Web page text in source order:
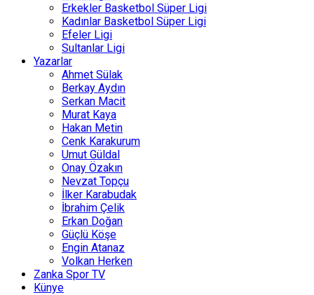
Erkekler Basketbol Süper Ligi
Kadınlar Basketbol Süper Ligi
Efeler Ligi
Sultanlar Ligi
Yazarlar
Ahmet Sülak
Berkay Aydın
Serkan Macit
Murat Kaya
Hakan Metin
Cenk Karakurum
Umut Güldal
Onay Özakın
Nevzat Topçu
İlker Karabudak
İbrahim Çelik
Erkan Doğan
Güçlü Köşe
Engin Atanaz
Volkan Herken
Zanka Spor TV
Künye